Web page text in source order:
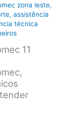
zona leste,
,assistência
técnica
11